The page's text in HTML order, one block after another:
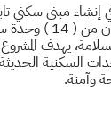
إنشاء مبنى سكني
الخارطة ( وافي
يهدف
السكنية
وآمنة.